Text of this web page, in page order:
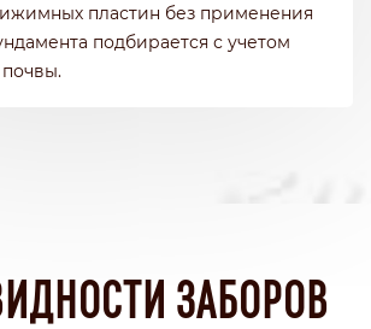
пластин без применения
подбирается с учетом
ЗАБОРОВ